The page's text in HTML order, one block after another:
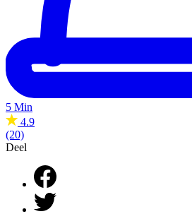
5 Min
4.9
(20)
Deel